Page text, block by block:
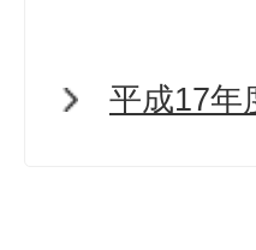
平成17年